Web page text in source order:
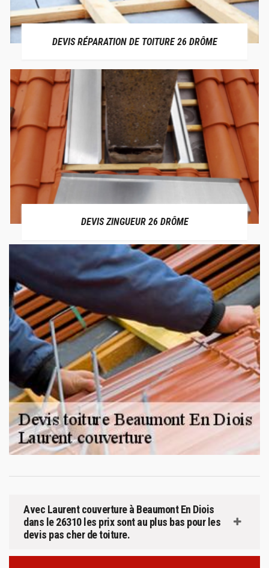
DEVIS RÉPARATION DE TOITURE 26 DRÔME
DEVIS ZINGUEUR 26 DRÔME
Avec Laurent couverture à Beaumont En Diois
dans le 26310 les prix sont au plus bas pour les
devis pas cher de toiture.